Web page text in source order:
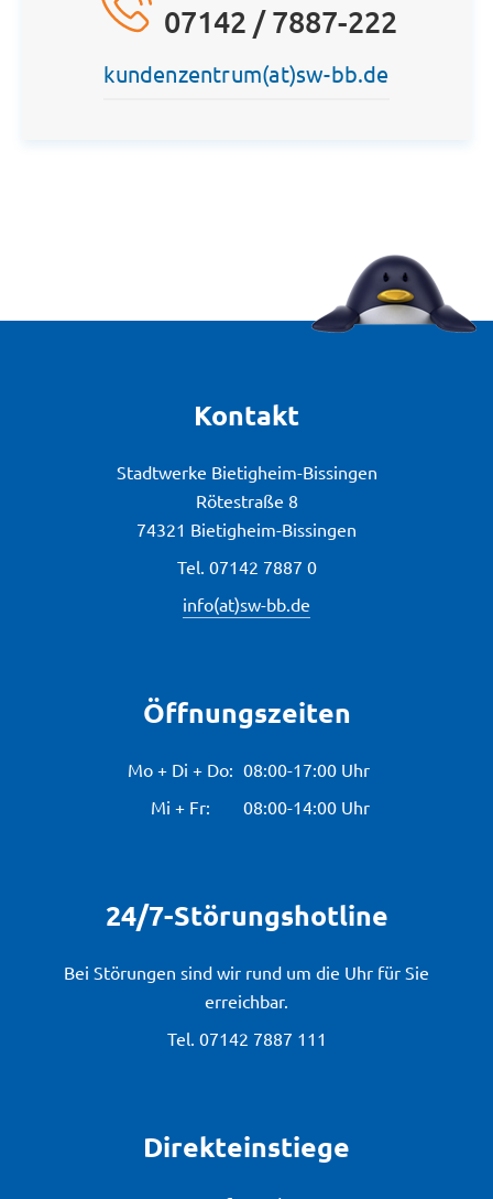
07142 / 7887-222
kundenzentrum(at)sw-bb.de
Kontakt
Stadtwerke Bietigheim-Bissingen
Rötestraße 8
74321 Bietigheim-Bissingen
Tel. 07142 7887 0
info(at)sw-bb.de
Öffnungszeiten
Mo + Di + Do: 08:00-17:00 Uhr
Mi + Fr:
08:00-14:00 Uhr
24/7-Störungshotline
Bei Störungen sind wir rund um die Uhr für Sie
erreichbar.
Tel. 07142 7887 111
Direkteinstiege